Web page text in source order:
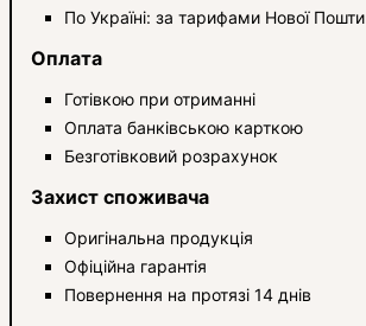
По Україні: за тарифами Нової Пошти
Оплата
Готівкою при отриманні
Оплата банківською карткою
Безготівковий розрахунок
Захист споживача
Оригінальна продукція
Офіційна гарантія
Повернення на протязі 14 днів